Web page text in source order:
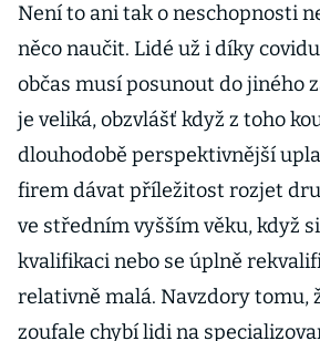
Není to ani tak o neschopnosti
něco naučit. Lidé už i díky
občas musí posunout do jiného
je veliká, obzvlášť když z toho
dlouhodobě perspektivnější
firem dávat příležitost rozjet
ve středním vyšším věku, když
kvalifikaci nebo se úplně
relativně malá. Navzdory tomu,
zoufale chybí lidi na